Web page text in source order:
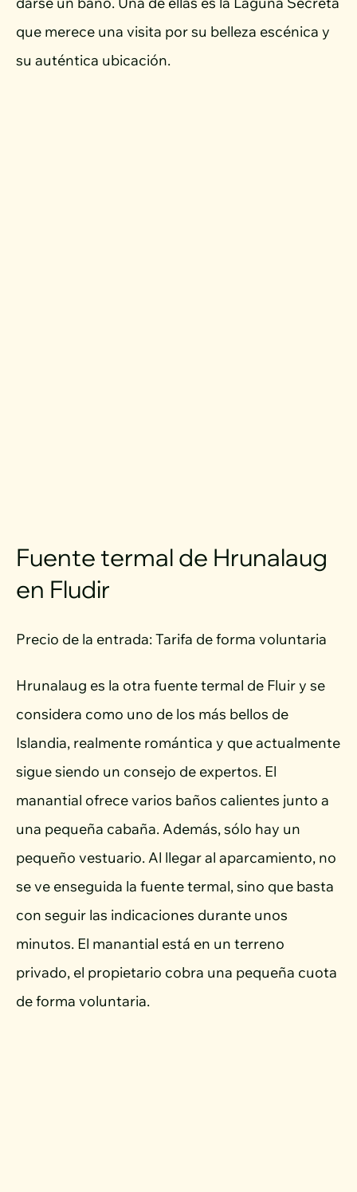
que merece una visita por su belleza escénica y
su auténtica ubicación.
Fuente termal de Hrunalaug
en Fludir
Precio de la entrada: Tarifa de forma voluntaria
Hrunalaug es la otra fuente termal de Fluir y se
considera como uno de los más bellos de
Islandia, realmente romántica y que actualmente
sigue siendo un consejo de expertos. El
manantial ofrece varios baños calientes junto a
una pequeña cabaña. Además, sólo hay un
pequeño vestuario. Al llegar al aparcamiento, no
se ve enseguida la fuente termal, sino que basta
con seguir las indicaciones durante unos
minutos. El manantial está en un terreno
privado, el propietario cobra una pequeña cuota
de forma voluntaria.